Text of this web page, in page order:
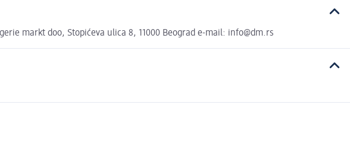
markt doo, Stopićeva ulica 8, 11000 Beograd e-mail: info@dm.rs